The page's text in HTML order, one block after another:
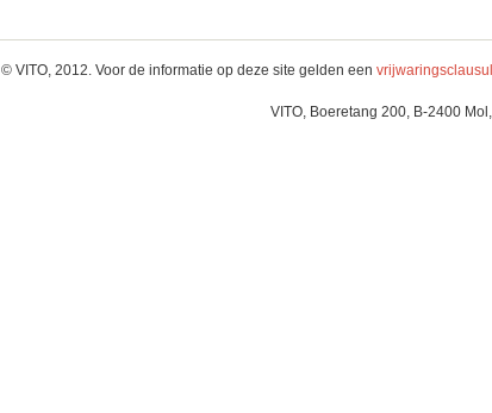
© VITO, 2012. Voor de informatie op deze site gelden een
VITO, Boeretang 200, B-2400